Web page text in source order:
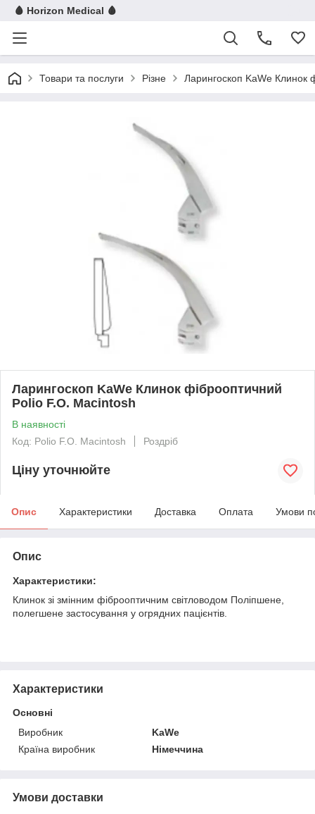
🩸 Horizon Medical 🩸
Товари та послуги Різне Ларингоскоп KaWe Клинок
Ларингоскоп KaWe Клинок фіброоптичний
Polio F.O. Macintosh
В наявності
Код: Polio F.O. Macintosh
Роздріб
Ціну уточнюйте
Опис Характеристики Доставка Оплата Умови
Опис
Характеристики:
Клинок зі змінним фіброоптичним світловодом Поліпшене,
полегшене застосування у огрядних пацієнтів.
Характеристики
Основні
Виробник
KaWe
Країна виробник
Німеччина
Умови доставки